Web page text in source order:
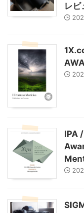
レビ
IPA